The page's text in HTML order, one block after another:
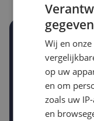
Stel een alert
Krijg een seintje
Jouw e-mailadres
Gewenste
Wij en
op uw
en om
zoals uw
en